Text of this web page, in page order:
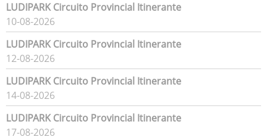
LUDIPARK Circuito Provincial Itinerante
10-08-2026
LUDIPARK Circuito Provincial Itinerante
12-08-2026
LUDIPARK Circuito Provincial Itinerante
14-08-2026
LUDIPARK Circuito Provincial Itinerante
17-08-2026